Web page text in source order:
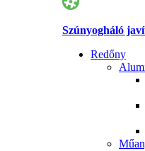
Szúnyogháló
Redőny